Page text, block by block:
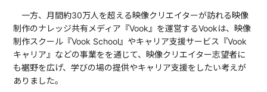
一方、月間約30万人を超える映像クリエイターが訪れる映像
制作のナレッジ共有メディア『Vook』を運営するVookは、映像
制作スクール『Vook School』やキャリア支援サービス『Vook
キャリア』などの事業をを通じて、映像クリエイター志望者に
も裾野を広げ、学びの場の提供やキャリア支援をしたい考えが
ありました。